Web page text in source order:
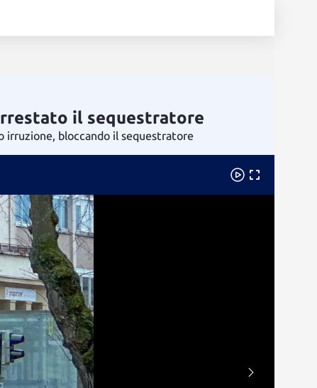
il sequestratore
irruzione, bloccando il sequestratore